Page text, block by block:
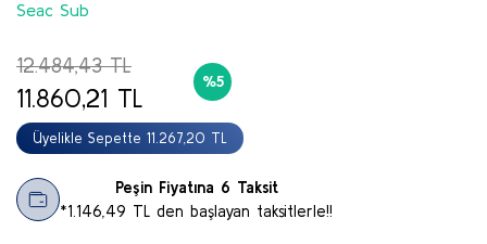
Seac Sub
12.484,43 TL
11.860,21 TL
Üyelikle Sepette 11.267,20 TL
%5
Peşin Fiyatına 6 Taksit
*1.146,49 TL den başlayan taksitlerle!!